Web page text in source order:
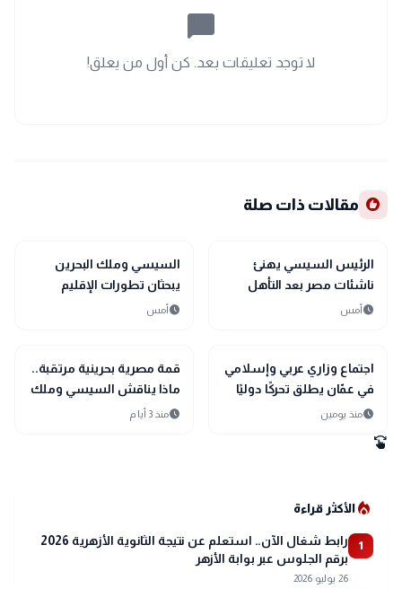
chat_bubble_outline
لا توجد تعليقات بعد. كن أول من يعلق!
recommend مقالات ذات صلة
sports_soccer
رياضة
الرئيس السيسي يهنئ
ناشئات مصر بعد التأهل
التاريخي إلى نصف نهائي
schedule أمس
bolt
عاجل
السيسي وملك البحرين
يبحثان تطورات الإقليم
ويؤكدان أولوية الحلول
schedule أمس
bolt
عاجل
اجتماع وزاري عربي وإسلامي
في عمّان يطلق تحركًا دوليًا
لحماية القدس ومقدساتها
scheduleمنذ يومين
bolt
عاجل
قمة مصرية بحرينية مرتقبة..
ماذا يناقش السيسي وملك
البحرين؟
scheduleمنذ 3 أيام
swipe
local_fire_departmentالأكثر قراءة
1
رابط شغال الآن.. استعلم عن نتيجة الثانوية الأزهرية 2026
برقم الجلوس عبر بوابة الأزهر
26 يوليو 2026